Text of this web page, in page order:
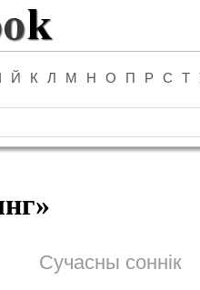
І Й К Л М Н О П Р С Т
»
Сучасны соннік